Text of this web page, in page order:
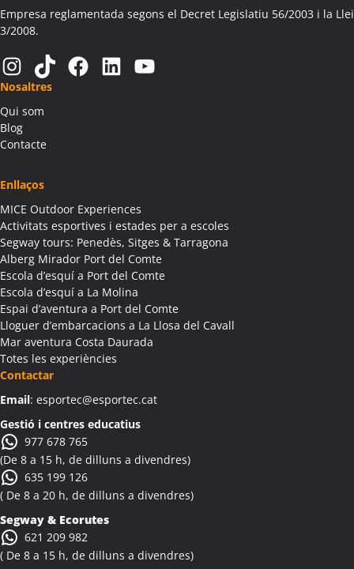
Activitats Família Amics Aitona
Colònies Escolars Aitona
Activitats Teambuilding Empreses Alàs i Cerc
Activitats Família Amics Alàs i Cerc
Colònies Escolars Alàs i Cerc
Activitats Teambuilding Empreses Albagés
Activitats Família Amics Albagés
Colònies Escolars Albanyà
Activitats Teambuilding Empreses Albatàrrec
Activitats Família Amics Albatàrrec
Colònies Escolars Albatàrrec
Activitats Teambuilding Empreses Albesa
Activitats Família Amics Albesa
Colònies Escolars Albesa
Activitats Teambuilding Empreses Albi
Activitats Família Amics Albi
Colònies Escolars Albi
Activitats Teambuilding Empreses Albinyana
Activitats Família Amics Albinyana
Colònies Escolars Albinyana
Activitats Teambuilding Empreses Albiol
Activitats Família Amics Albiol
Colònies Escolars Albiol
Activitats Teambuilding Empreses Albocàsser
Empresa reglamentada segons el Decret Legislatiu 56/2003 i la Llei
3/2008.
Instagram TikTok Facebook LinkedIn YouTube
Nosaltres
Qui som
Blog
Contacte
Enllaços
MICE Outdoor Experiences
Activitats esportives i estades per a escoles
Segway tours: Penedès, Sitges & Tarragona
Alberg Mirador Port del Comte
Escola d’esquí a Port del Comte
Escola d’esquí a La Molina
Espai d’aventura a Port del Comte
Lloguer d’embarcacions a La Llosa del Cavall
Mar aventura Costa Daurada
Totes les experiències
Contactar
Email: esportec@esportec.cat
Gestió i centres educatius
977 678 765
(De 8 a 15 h, de dilluns a divendres)
635 199 126
( De 8 a 20 h, de dilluns a divendres)
Segway & Ecorutes
621 209 982
( De 8 a 15 h, de dilluns a divendres)